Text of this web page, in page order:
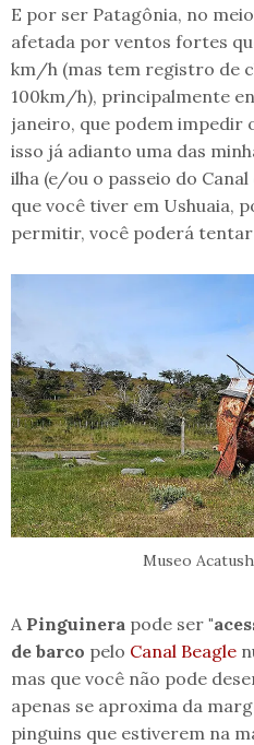
E por ser Patagônia, no
afetada por ventos fortes
km/h (mas tem registro de
100km/h), principalmente
janeiro, que podem impedir
isso já adianto uma das
ilha (e/ou o passeio do
que você tiver em Ushuaia,
permitir, você poderá
Museo
A Pinguinera pode ser
de barco pelo Canal Beagle
mas que você não pode
apenas se aproxima da
pinguins que estiverem na